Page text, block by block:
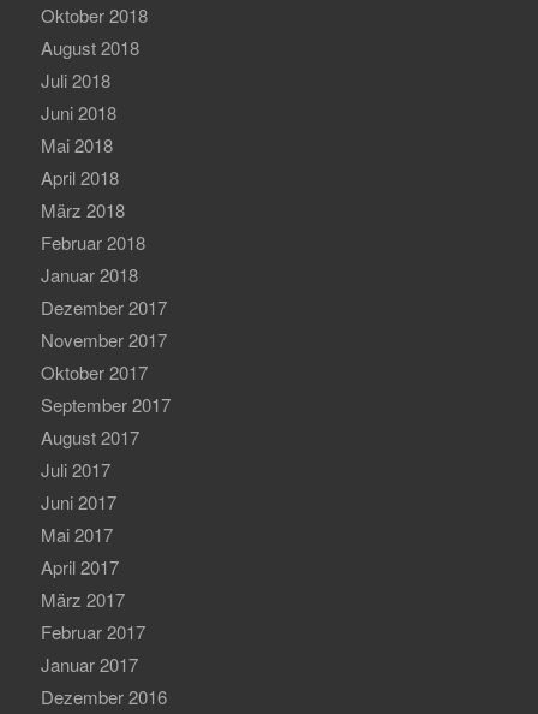
Oktober 2018
August 2018
Juli 2018
Juni 2018
Mai 2018
April 2018
März 2018
Februar 2018
Januar 2018
Dezember 2017
November 2017
Oktober 2017
September 2017
August 2017
Juli 2017
Juni 2017
Mai 2017
April 2017
März 2017
Februar 2017
Januar 2017
Dezember 2016